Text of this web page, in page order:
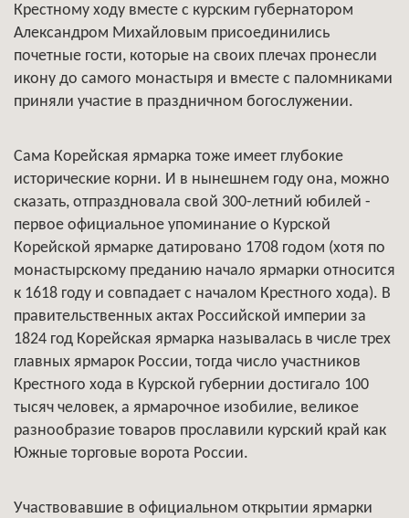
Крестному ходу вместе с курским губернатором
Александром Михайловым присоединились
почетные гости, которые на своих плечах пронесли
икону до самого монастыря и вместе с паломниками
приняли участие в праздничном богослужении.
Сама Корейская ярмарка тоже имеет глубокие
исторические корни. И в нынешнем году она, можно
сказать, отпраздновала свой 300-летний юбилей -
первое официальное упоминание о Курской
Корейской ярмарке датировано 1708 годом (хотя по
монастырскому преданию начало ярмарки относится
к 1618 году и совпадает с началом Крестного хода). В
правительственных актах Российской империи за
1824 год Корейская ярмарка называлась в числе трех
главных ярмарок России, тогда число участников
Крестного хода в Курской губернии достигало 100
тысяч человек, а ярмарочное изобилие, великое
разнообразие товаров прославили курский край как
Южные торговые ворота России.
Участвовавшие в официальном открытии ярмарки